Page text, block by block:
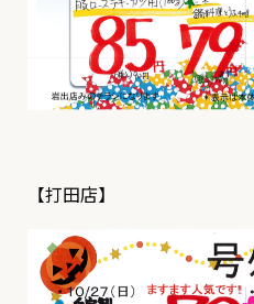
【打田店】